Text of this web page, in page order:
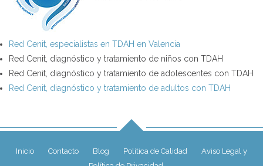
Red Cenit, especialistas en TDAH en Valencia
Red Cenit, diagnóstico y tratamiento de niños con TDAH
Red Cenit, diagnóstico y tratamiento de adolescentes con TDAH
Red Cenit, diagnóstico y tratamiento de adultos con TDAH
Inicio Contacto Blog Política de Calidad
Aviso Legal y